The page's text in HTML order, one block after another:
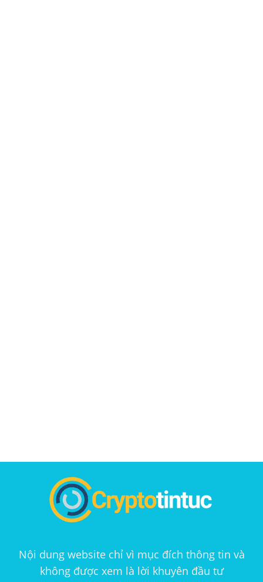
Nội dung website chỉ vì mục đích thông tin và
không được xem là lời khuyên đầu tư